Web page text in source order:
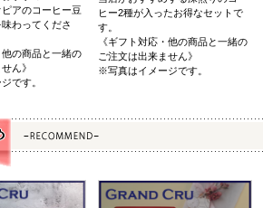
アのコーヒー豆
わってくださ
他の商品と一緒の
ん》
です。
ヒー2種が入ったお得なセットで
す。
《ギフト対応・他の商品と一緒の
ご注文は出来ません》
※写真はイメージです。